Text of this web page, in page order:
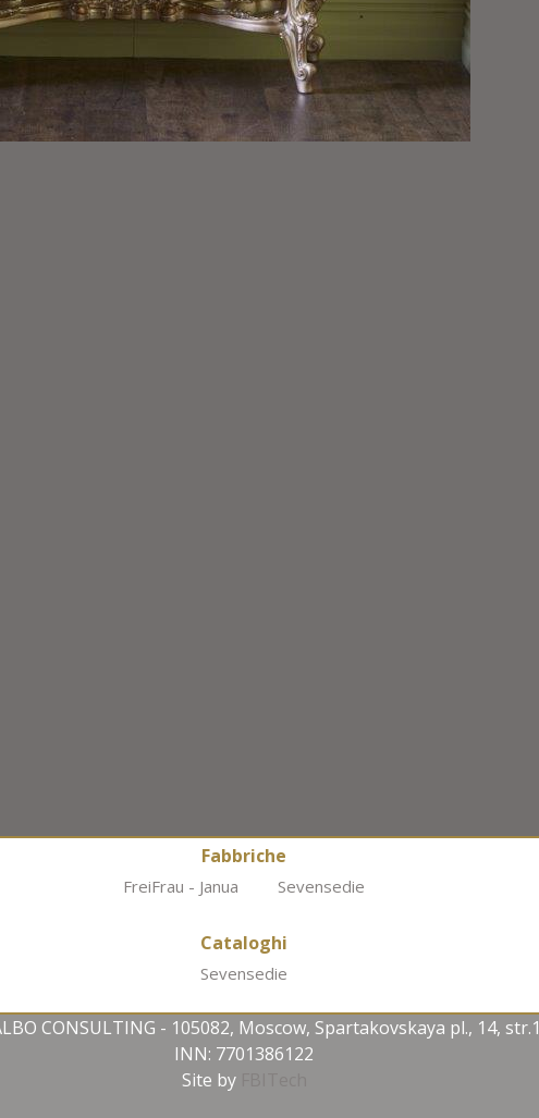
Fabbriche
FreiFrau - Janua Sevensedie
Cataloghi
Sevensedie
CONSULTING - 105082, Moscow, Spartakovskaya pl., 14, str.1
INN: 7701386122
Site by